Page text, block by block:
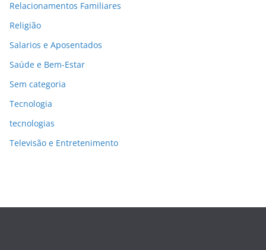
Relacionamentos Familiares
Religião
Salarios e Aposentados
Saúde e Bem-Estar
Sem categoria
Tecnologia
tecnologias
Televisão e Entretenimento